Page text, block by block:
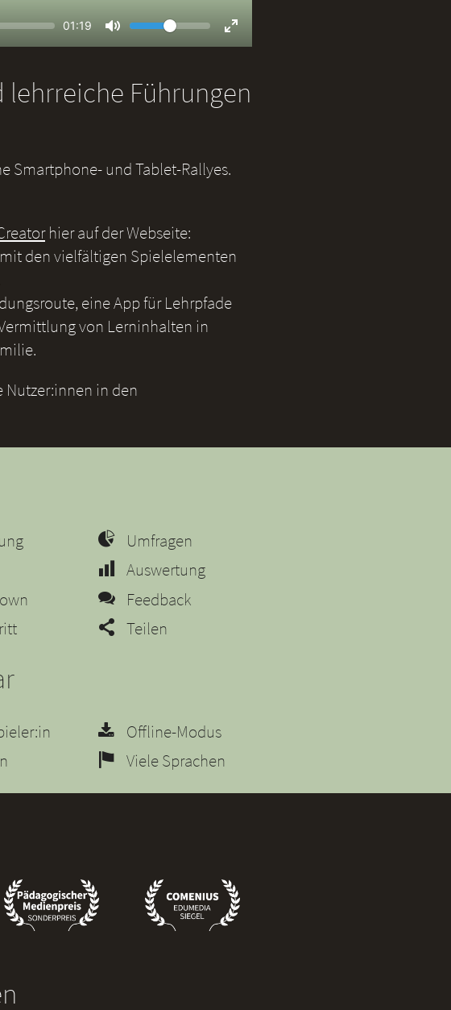
Current
01:19
Mute
Volume
Fullscreen
lehrreiche Führungen
Smartphone- und Tablet-Rallyes.
hier auf der Webseite:
den vielfältigen Spielelementen
eine App für Lehrpfade
von Lerninhalten in
Nutzer:innen in den
Umfragen
Auswertung
Feedback
Teilen
Offline-Modus
Viele Sprachen